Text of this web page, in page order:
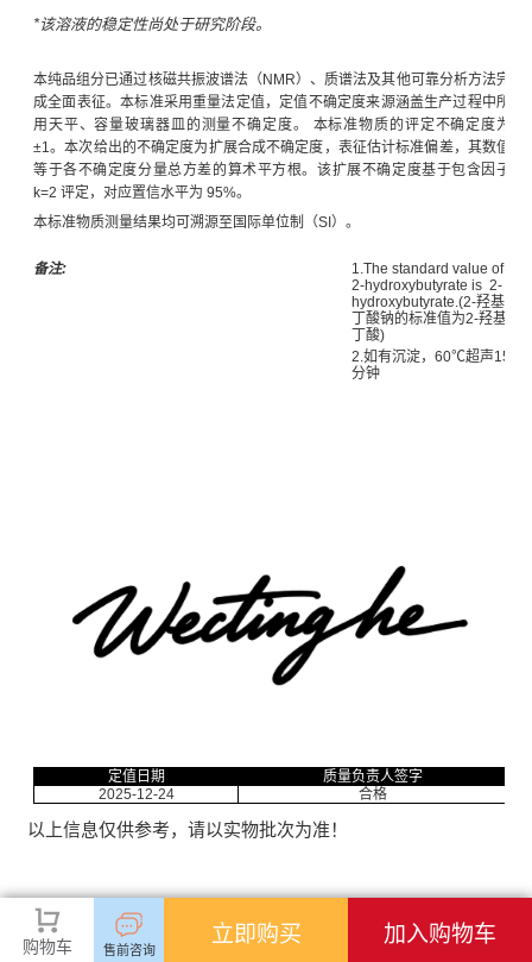
*该溶液的稳定性尚处于研究阶段。
本纯品组分已通过核磁共振波谱法（NMR）、质谱法及其他可靠分析方法完
成全面表征。本标准采用重量法定值，定值不确定度来源涵盖生产过程中所
用天平、容量玻璃器皿的测量不确定度。 本标准物质的评定不确定度为
±1。本次给出的不确定度为扩展合成不确定度，表征估计标准偏差，其数值
等于各不确定度分量总方差的算术平方根。该扩展不确定度基于包含因子
k=2 评定，对应置信水平为 95%。
本标准物质测量结果均可溯源至国际单位制（SI）。
备注:
1.The standard value of
2-hydroxybutyrate is 2-
hydroxybutyrate.(2-羟基
丁酸钠的标准值为2-羟基
丁酸)
2.如有沉淀，60℃超声15
分钟
定值日期
质量负责人签字
2025-12-24
合格
以上信息仅供参考，请以实物批次为准！
购物车 售前咨询
立即购买 加入购物车